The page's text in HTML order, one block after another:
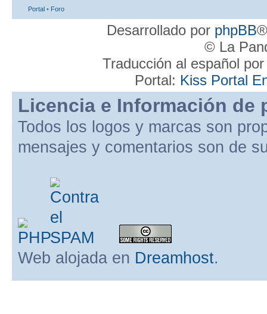
Portal • Foro
Desarrollado por phpBB
© La
Traducción al español
Portal: Kiss Portal
Licencia e Información de
Todos los logos y marcas son
mensajes y comentarios son de
Web alojada en Dreamhost.